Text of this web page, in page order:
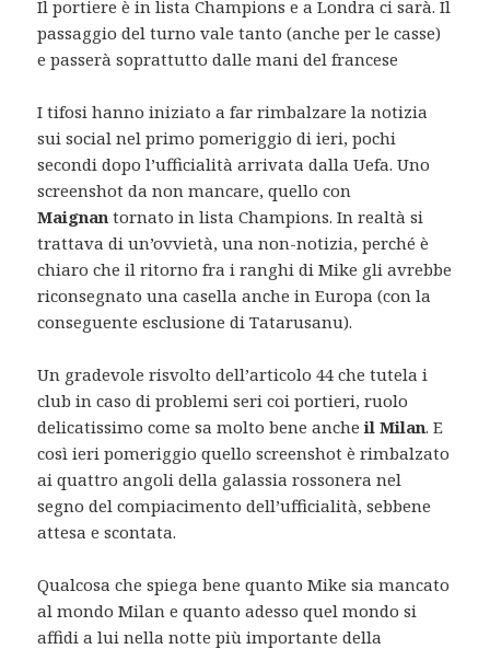
Il portiere è in lista Champions e a Londra ci sarà. Il
passaggio del turno vale tanto (anche per le casse)
e passerà soprattutto dalle mani del francese
I tifosi hanno iniziato a far rimbalzare la notizia
sui social nel primo pomeriggio di ieri, pochi
secondi dopo l’ufficialità arrivata dalla Uefa. Uno
screenshot da non mancare, quello con
Maignan tornato in lista Champions. In realtà si
trattava di un’ovvietà, una non-notizia, perché è
chiaro che il ritorno fra i ranghi di Mike gli avrebbe
riconsegnato una casella anche in Europa (con la
conseguente esclusione di Tatarusanu).
Un gradevole risvolto dell’articolo 44 che tutela i
club in caso di problemi seri coi portieri, ruolo
delicatissimo come sa molto bene ancheil Milan. E
così ieri pomeriggio quello screenshot è rimbalzato
ai quattro angoli della galassia rossonera nel
segno del compiacimento dell’ufficialità, sebbene
attesa e scontata.
Qualcosa che spiega bene quanto Mike sia mancato
al mondo Milan e quanto adesso quel mondo si
affidi a lui nella notte più importante della